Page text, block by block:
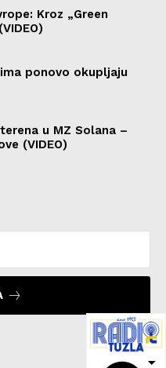
Kroz „Green
ponovo okupljaju
u MZ Solana –
(VIDEO)